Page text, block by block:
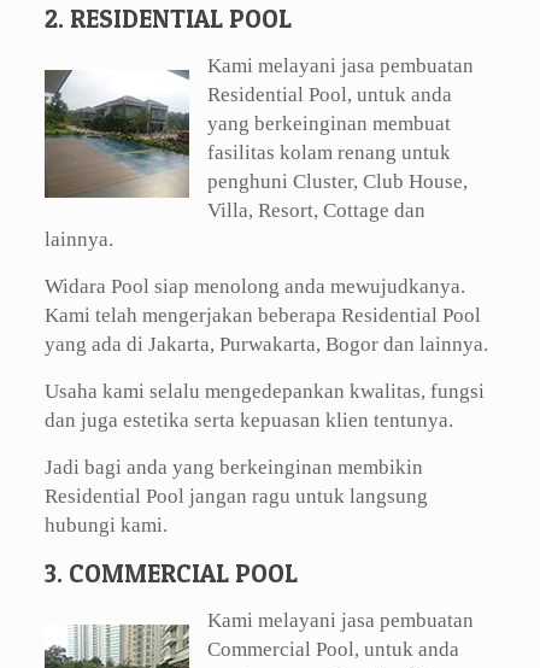
2. RESIDENTIAL POOL
Kami melayani jasa pembuatan
Residential Pool, untuk anda
yang berkeinginan membuat
fasilitas kolam renang untuk
penghuni Cluster, Club House,
Villa, Resort, Cottage dan
lainnya.
Widara Pool siap menolong anda mewujudkanya.
Kami telah mengerjakan beberapa Residential Pool
yang ada di Jakarta, Purwakarta, Bogor dan lainnya.
Usaha kami selalu mengedepankan kwalitas, fungsi
dan juga estetika serta kepuasan klien tentunya.
Jadi bagi anda yang berkeinginan membikin
Residential Pool jangan ragu untuk langsung
hubungi kami.
3. COMMERCIAL POOL
Kami melayani jasa pembuatan
Commercial Pool, untuk anda